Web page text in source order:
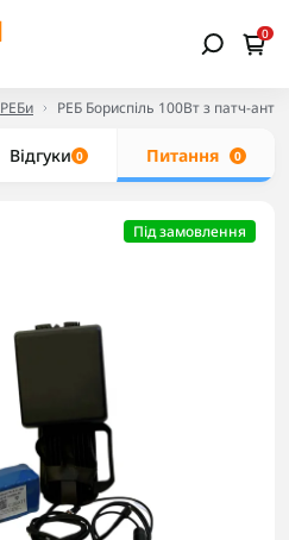
0
РЕБи РЕБ Бориспіль 100Вт з патч-
Відгуки 0 Питання 0
Під замовлення